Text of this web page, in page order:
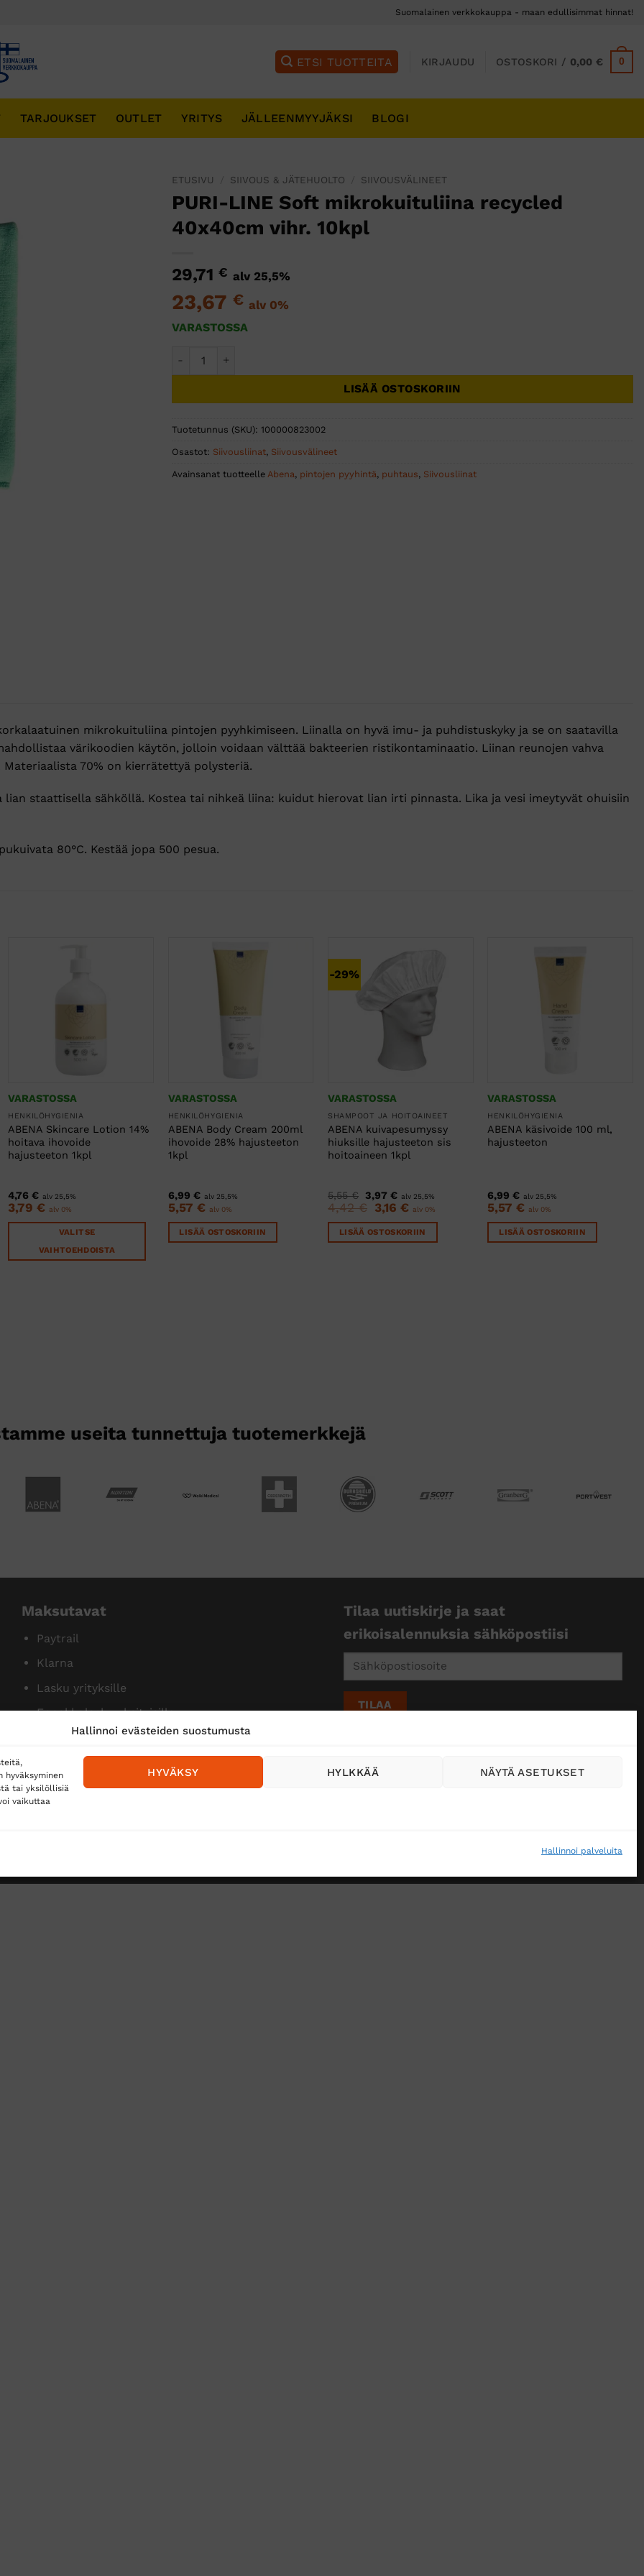
Hallinnoi evästeiden suostumusta
tai yksilöllisiä
vaikuttaa
Hallinnoi palveluita
HYVÄKSY HYLKKÄÄ NÄYTÄ ASETUKSET
Suomalainen verkkokauppa - maan edullisimmat hinnat!
KIRJAUDU OSTOSKORI / 0,00€ 0
TARJOUKSET OUTLET YRITYS JÄLLEENMYYJÄKSI BLOGI
ETUSIVU SIIVOUS & JÄTEHUOLTO SIIVOUSVÄLINEET
PURI-LINE Soft mikrokuituliina recycled
40x40cm vihr. 10kpl
29,71 € alv 25,5%
23,67 € alv 0%
VARASTOSSA
LISÄÄ OSTOSKORIIN
Tuotetunnus (SKU): 100000823002
Osastot: Siivousliinat, Siivousvälineet
Avainsanat tuotteelle Abena, pintojen pyyhintä, puhtaus, Siivousliinat
mikrokuituliina pintojen pyyhkimiseen. Liinalla on hyvä imu- ja puhdistuskyky ja se on saatavilla
värikoodien käytön, jolloin voidaan välttää bakteerien ristikontaminaatio. Liinan reunojen vahva
70% on kierrätettyä polysteriä.
lian staattisella sähköllä. Kostea tai nihkeä liina: kuidut hierovat lian irti pinnasta. Lika ja vesi imeytyvät ohuisiin
80°C. Kestää jopa 500 pesua.
VARASTOSSA
HENKILÖHYGIENIA
ABENA Skincare Lotion 14%
hoitava ihovoide
hajusteeton 1kpl
4,76€ alv 25,5%
3,79€ alv 0%
VALITSE
VAIHTOEHDOISTA
VARASTOSSA
HENKILÖHYGIENIA
ABENA Body Cream 200ml
ihovoide 28% hajusteeton
1kpl
6,99 € alv 25,5%
5,57 € alv 0%
LISÄÄ OSTOSKORIIN
-29%
VARASTOSSA
SHAMPOOT JA HOITOAINEET
ABENA kuivapesumyssy
hiuksille hajusteeton sis
hoitoaineen 1kpl
5,55€
Alkuperäinen
hinta
oli:
5,55 €.
3,97€Nykyinen
hinta
on:
3,97 €.
alv 25,5%
4,42€
Alkuperäinen
hinta
oli:
4,42 €.
3,16€ Nykyinen
on:
3,16 €.
alv 0%
LISÄÄ OSTOSKORIIN
VARASTOSSA
HENKILÖHYGIENIA
ABENA käsivoide 100 ml,
hajusteeton
6,99€ alv 25,5%
5,57€ alv 0%
LISÄÄ OSTOSKORIIN
useita tunnettuja tuotemerkkejä
Maksutavat
Paytrail
Klarna
Lasku yrityksille
Ennakkolasku yksityisille
Tilaa uutiskirje ja saat
erikoisalennuksia sähköpostiisi